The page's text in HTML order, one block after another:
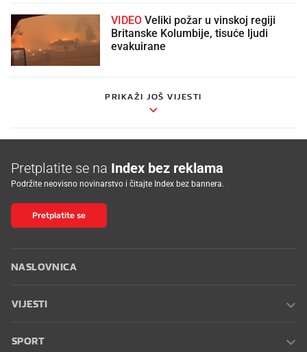
VIDEO
Britanske Kolumbije, tisuće ljudi
evakuirane
PRIKAŽI JOŠ VIJESTI
Pretplatite se na Index bez reklama
Podržite neovisno novinarstvo i čitajte Index bez bannera.
Pretplatite se
NASLOVNICA
VIJESTI
SPORT